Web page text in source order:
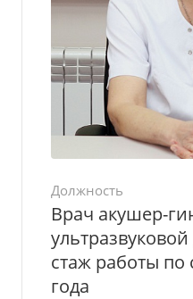
Должность
Врач акушер-
стаж работы по
года